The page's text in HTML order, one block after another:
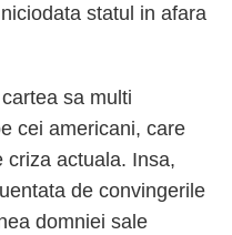
statul in afara
sa multi
cei americani, care
criza actuala. Insa,
de convingerile
domniei sale